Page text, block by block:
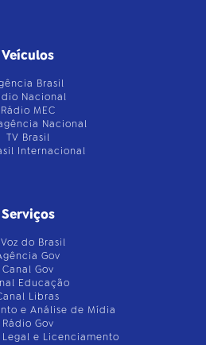
Veículos
Brasil
Nacional
Rádio MEC
Nacional
TV Brasil
Internacional
Serviços
do Brasil
Gov
Canal Gov
Educação
Libras
e Análise de Mídia
Rádio Gov
e Licenciamento